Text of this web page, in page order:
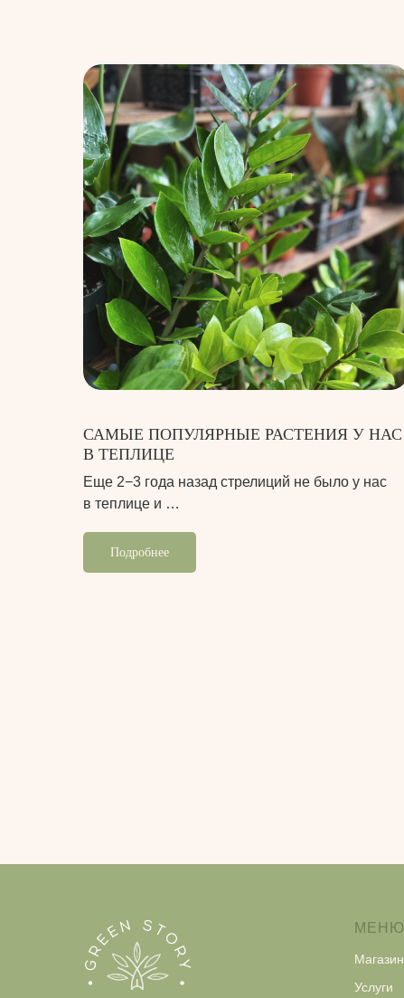
САМЫЕ ПОПУЛЯРНЫЕ РАСТЕНИЯ У НАС
В ТЕПЛИЦЕ
Еще 2−3 года назад стрелиций не было у нас
в теплице и …
Подробнее
МЕНЮ
Магазин
Услуги